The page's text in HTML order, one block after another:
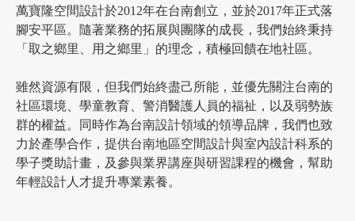
萬寶隆空間設計於2012年在台南創立，並於2017年正式落
腳安平區。隨著業務的拓展與團隊的成長，我們始終秉持
「取之鄉里、用之鄉里」的理念，積極回饋在地社區。
雖然資源有限，但我們始終盡己所能，並優先關注台南的
社區環境、學童教育、警消醫護人員的福祉，以及弱勢族
群的權益。同時作為台南設計領域的領導品牌，我們也致
力於產學合作，提供台南地區空間設計與室內設計科系的
學子獎助計畫，及參與業界講座與研習課程的機會，幫助
年輕設計人才提升專業素養。